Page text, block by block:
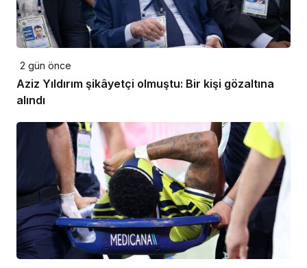
2 gün önce
Aziz Yıldırım şikâyetçi olmuştu: Bir kişi gözaltına
alındı